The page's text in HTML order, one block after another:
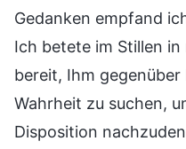
Gedanken empfand
Ich betete im Stillen
bereit, Ihm
Wahrheit zu suchen,
Disposition